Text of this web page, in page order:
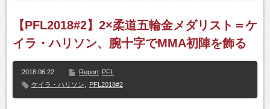
【PFL2018#2】2×柔道五輪金メダリスト＝ケ
イラ・ハリソン、腕十字でMMA初陣を飾る
2018.06.22 Report PFL
ケイラ・ハリソン
PFL2018#2